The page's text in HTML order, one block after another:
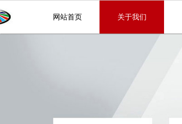
网站首页 关于我们